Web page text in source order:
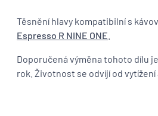
Těsnění hlavy kompatibilní s
Espresso R NINE ONE
Doporučená výměna tohoto dílu
rok. Životnost se odvíjí od vytížení